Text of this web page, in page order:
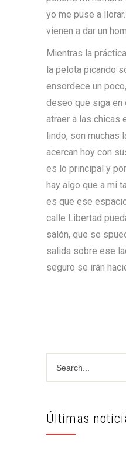
yo me puse a
vienen a dar un
Mientras la
la pelota picando
ensordece un
deseo que siga
atraer a las chicas
lindo, son muchas
acercan hoy con
es lo principal y
hay algo que a mi
es que ese
calle Libertad
salón, que se
salida sobre ese
seguro se irán
Últimas